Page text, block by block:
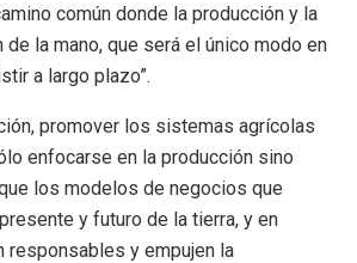
común donde la producción y la
de la mano, que será el único modo en
a largo plazo”.
promover los sistemas agrícolas
enfocarse en la producción sino
los modelos de negocios que
y futuro de la tierra, y en
responsables y empujen la